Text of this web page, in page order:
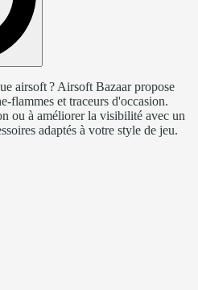
airsoft ? Airsoft Bazaar propose
flammes et traceurs d'occasion.
ou à améliorer la visibilité avec un
adaptés à votre style de jeu.